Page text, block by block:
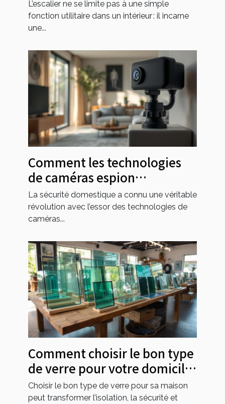
L’escalier ne se limite pas à une simple
fonction utilitaire dans un intérieur : il incarne
une...
Comment les technologies
de caméras espion
transforment-elles la
sécurité domestique ?
La sécurité domestique a connu une véritable
révolution avec l’essor des technologies de
caméras...
Comment choisir le bon type
de verre pour votre domicile
?
Choisir le bon type de verre pour sa maison
peut transformer l’isolation, la sécurité et